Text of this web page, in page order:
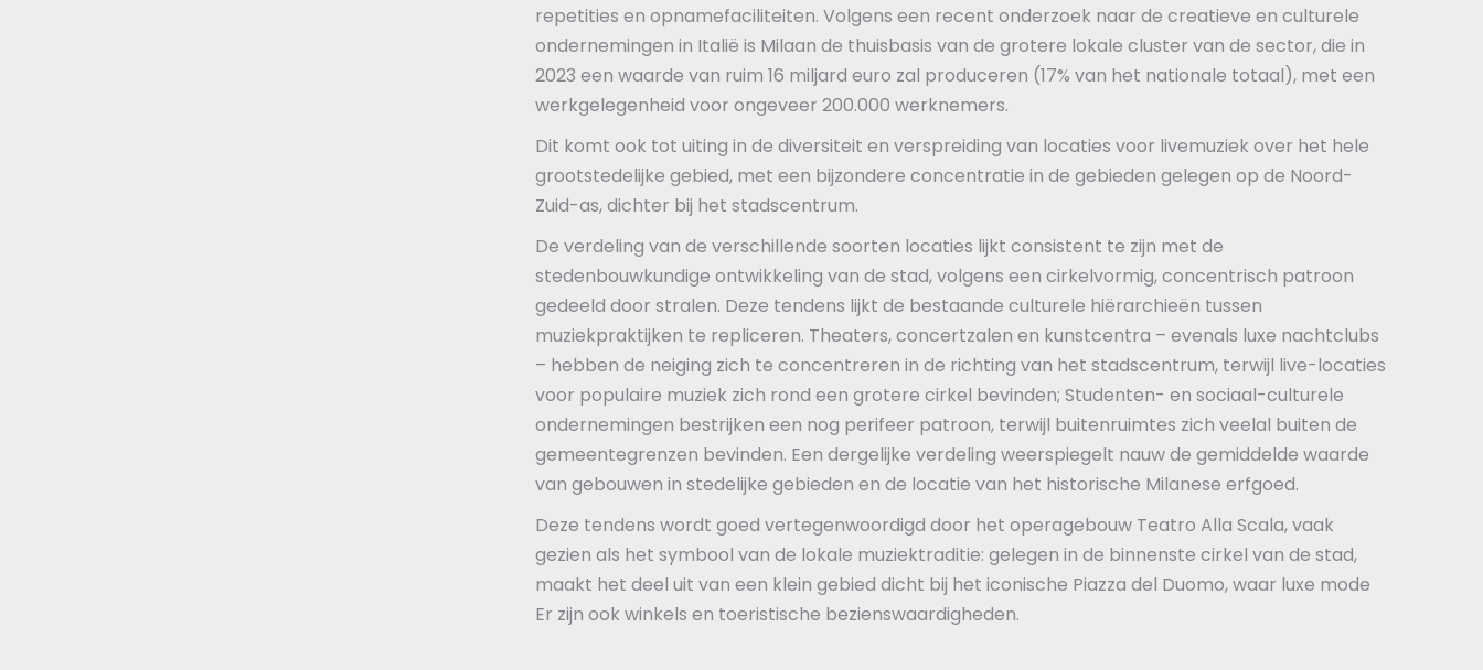
repetities en opnamefaciliteiten. Volgens een recent onderzoek naar de creatieve en culturele
ondernemingen in Italië is Milaan de thuisbasis van de grotere lokale cluster van de sector, die in
2023 een waarde van ruim 16 miljard euro zal produceren (17% van het nationale totaal), met een
werkgelegenheid voor ongeveer 200.000 werknemers.
Dit komt ook tot uiting in de diversiteit en verspreiding van locaties voor livemuziek over het hele
grootstedelijke gebied, met een bijzondere concentratie in de gebieden gelegen op de Noord-
Zuid-as, dichter bij het stadscentrum.
De verdeling van de verschillende soorten locaties lijkt consistent te zijn met de
stedenbouwkundige ontwikkeling van de stad, volgens een cirkelvormig, concentrisch patroon
gedeeld door stralen. Deze tendens lijkt de bestaande culturele hiërarchieën tussen
muziekpraktijken te repliceren. Theaters, concertzalen en kunstcentra – evenals luxe nachtclubs
– hebben de neiging zich te concentreren in de richting van het stadscentrum, terwijl live-locaties
voor populaire muziek zich rond een grotere cirkel bevinden; Studenten- en sociaal-culturele
ondernemingen bestrijken een nog perifeer patroon, terwijl buitenruimtes zich veelal buiten de
gemeentegrenzen bevinden. Een dergelijke verdeling weerspiegelt nauw de gemiddelde waarde
van gebouwen in stedelijke gebieden en de locatie van het historische Milanese erfgoed.
Deze tendens wordt goed vertegenwoordigd door het operagebouw Teatro Alla Scala, vaak
gezien als het symbool van de lokale muziektraditie: gelegen in de binnenste cirkel van de stad,
maakt het deel uit van een klein gebied dicht bij het iconische Piazza del Duomo, waar luxe mode
Er zijn ook winkels en toeristische bezienswaardigheden.